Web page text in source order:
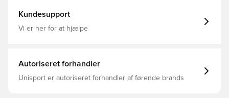
Kundesupport
Vi er her for at hjælpe
Autoriseret forhandler
Unisport er autoriseret forhandler af førende brands